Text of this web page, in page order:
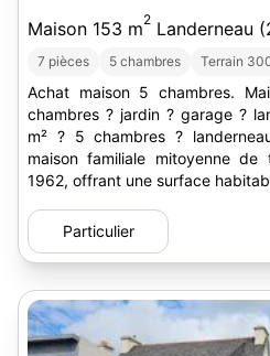
Maison 153 m2 Landerneau
7 pièces 5 chambres Terrain
Achat maison 5 chambres.
chambres ? jardin ? garage ?
m² ? 5 chambres ?
maison familiale mitoyenne
1962, offrant une surface
Particulier